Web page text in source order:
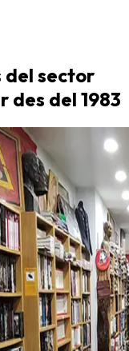
sector
des del 1983